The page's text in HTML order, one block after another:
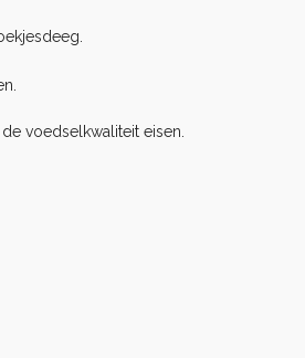
voedselkwaliteit eisen.